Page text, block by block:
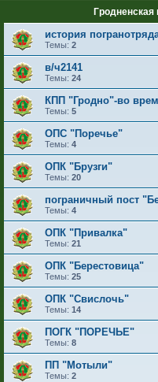
Гродненская
история
Темы: 2
в/ч2141
Темы: 24
КПП "Гродно"-во
Темы: 5
ОПС "Поречье"
Темы: 4
ОПК "Брузги"
Темы: 20
пограничный пост
Темы: 4
ОПК "Привалка"
Темы: 21
ОПК "Берестовица"
Темы: 25
ОПК "Свислочь"
Темы: 14
ПОГК "ПОРЕЧЬЕ"
Темы: 8
ПП "Мотыли"
Темы: 2